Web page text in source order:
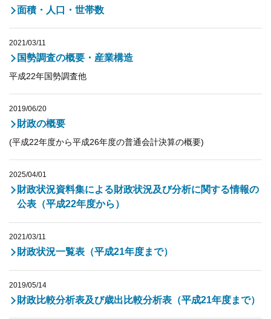
面積・人口・世帯数
国勢調査の概要・産業構造
平成22年国勢調査他
2021/03/11
財政の概要
(平成22年度から平成26年度の普通会計決算の概要)
2019/06/20
財政状況資料集による財政状況及び分析に関する情報の
公表（平成22年度から）
2025/04/01
財政状況一覧表（平成21年度まで）
2021/03/11
財政比較分析表及び歳出比較分析表（平成21年度まで）
2019/05/14